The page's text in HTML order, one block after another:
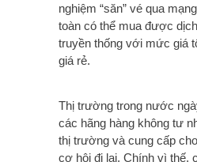
nghiệm “săn” vé qua
toàn có thể mua được
truyền thống với mức giá
giá rẻ.
Thị trường trong nước
các hãng hàng không tư
thị trường và cung cấp
cơ hội đi lại. Chính vì thế,